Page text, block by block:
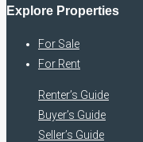
Explore Properties
For Sale
For Rent
Renter’s Guide
Buyer’s Guide
Seller’s Guide